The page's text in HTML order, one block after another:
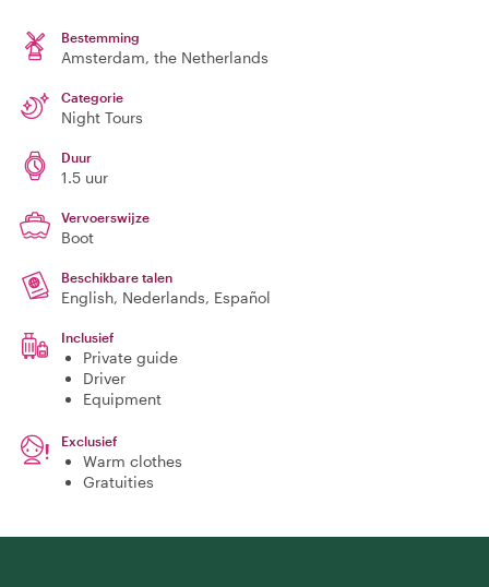
Bestemming
Amsterdam, the Netherlands
Categorie
Night Tours
Duur
1.5 uur
Vervoerswijze
Boot
Beschikbare talen
English, Nederlands, Español
Inclusief
Private guide
Driver
Equipment
Exclusief
Warm clothes
Gratuities